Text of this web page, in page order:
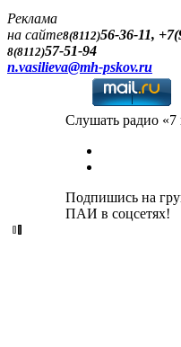
Реклама
на сайте8(8112)56-36-11,
8(8112)57-51-94
n.vasilieva@mh-pskov.ru
Слушать радио «7
Подпишись на
ПАИ в соцсетях!